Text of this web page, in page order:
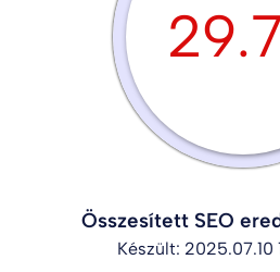
Összesített SEO
Készült: 2025.07.10